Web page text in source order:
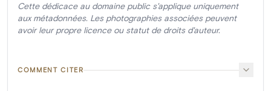
Cette dédicace au domaine public s'applique uniquement
aux métadonnées. Les photographies associées peuvent
avoir leur propre licence ou statut de droits d'auteur.
COMMENT CITER